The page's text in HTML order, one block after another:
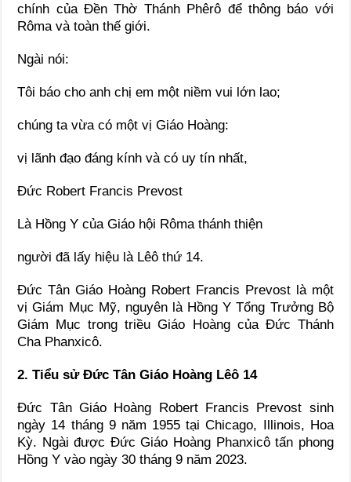
chính của Đền Thờ Thánh Phêrô để thông báo với
Rôma và toàn thế giới.
Ngài nói:
Tôi báo cho anh chị em một niềm vui lớn lao;
chúng ta vừa có một vị Giáo Hoàng:
vị lãnh đạo đáng kính và có uy tín nhất,
Đức Robert Francis Prevost
Là Hồng Y của Giáo hội Rôma thánh thiện
người đã lấy hiệu là Lêô thứ 14.
Đức Tân Giáo Hoàng Robert Francis Prevost là một
vị Giám Mục Mỹ, nguyên là Hồng Y Tổng Trưởng Bộ
Giám Mục trong triều Giáo Hoàng của Đức Thánh
Cha Phanxicô.
2. Tiểu sử Đức Tân Giáo Hoàng Lêô 14
Đức Tân Giáo Hoàng Robert Francis Prevost sinh
ngày 14 tháng 9 năm 1955 tại Chicago, Illinois, Hoa
Kỳ. Ngài được Đức Giáo Hoàng Phanxicô tấn phong
Hồng Y vào ngày 30 tháng 9 năm 2023.